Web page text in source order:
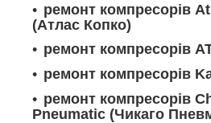
ремонт компресорів
(Атлас Копко)
ремонт компресорів
ремонт компресорів
ремонт компресорів
Pneumatic (Чикаго